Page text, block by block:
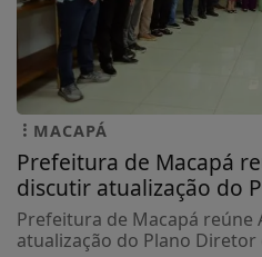
MACAPÁ
Prefeitura de Macapá
discutir atualização do
Prefeitura de Macapá reúne
atualização do Plano